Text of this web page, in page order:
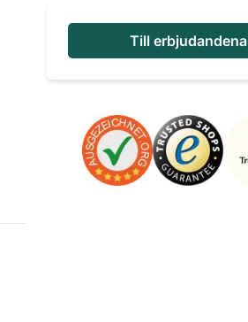
Till erbjudandena